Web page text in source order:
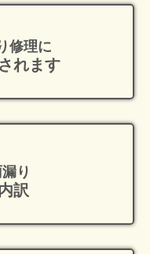
修理に
れます
り
訳